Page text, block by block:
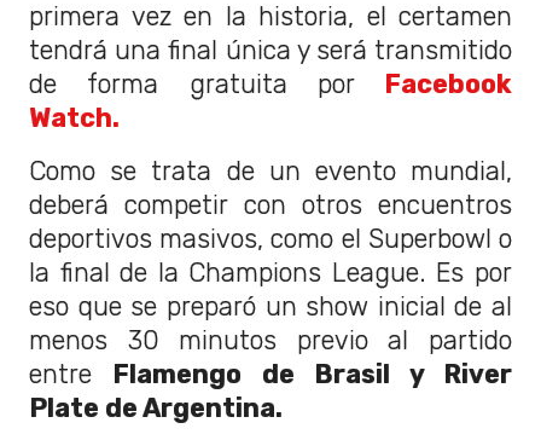
primera vez en la historia, el certamen
tendrá una final única y será transmitido
de forma gratuita por Facebook
Watch.
Como se trata de un evento mundial,
deberá competir con otros encuentros
deportivos masivos, como el Superbowl o
la final de la Champions League. Es por
eso que se preparó un show inicial de al
menos 30 minutos previo al partido
entre Flamengo de Brasil y River
Plate de Argentina.